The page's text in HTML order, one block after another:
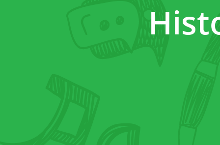
Este sitio web es
Leuven, Belgica. Para